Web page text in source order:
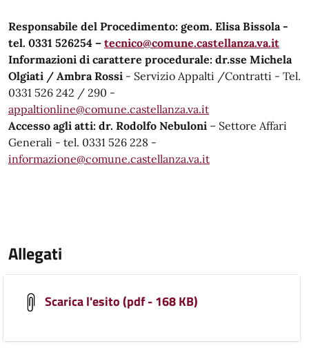
Responsabile del Procedimento: geom. Elisa Bissola -
tel. 0331 526254 – tecnico@comune.castellanza.va.it
Informazioni di carattere procedurale: dr.sse Michela
Olgiati / Ambra Rossi - Servizio Appalti /Contratti - Tel.
0331 526 242 / 290 -
appaltionline@comune.castellanza.va.it
Accesso agli atti: dr. Rodolfo Nebuloni – Settore Affari
Generali - tel. 0331 526 228 -
informazione@comune.castellanza.va.it
Allegati
Scarica l'esito (pdf - 168 KB)